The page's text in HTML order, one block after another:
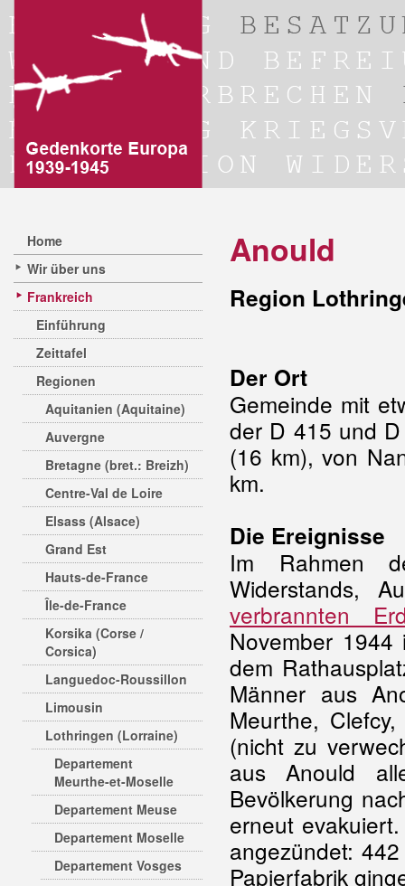
Home
Wir über uns
Frankreich
Einführung
Zeittafel
Regionen
Aquitanien (Aquitaine)
Auvergne
Bretagne (bret.: Breizh)
Centre-Val de Loire
Elsass (Alsace)
Grand Est
Hauts-de-France
Île-de-France
Korsika (Corse /
Corsica)
Languedoc-Roussillon
Limousin
Lothringen (Lorraine)
Departement
Meurthe-et-Moselle
Departement Meuse
Departement Moselle
Departement Vosges
Anould
Region
Der Ort
Gemeinde mit
der D 415 und
(16 km), von
km.
Die Ereignisse
Im Rahmen
Widerstands,
verbrannten
November
dem
Männer aus
Meurthe,
(nicht zu
aus Anould
Bevölkerung
erneut
angezündet:
Papierfabrik